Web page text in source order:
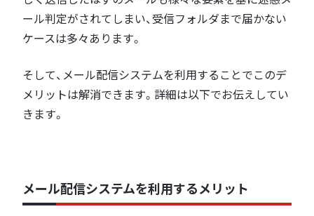
ール判定がされてしまい、受信フォルダまで届かない
ケースは多々あります。
そして、メール配信システムを利用することでこのデ
メリットは解消できます。詳細は以下でお伝えしてい
きます。
メール配信システムを利用するメリット